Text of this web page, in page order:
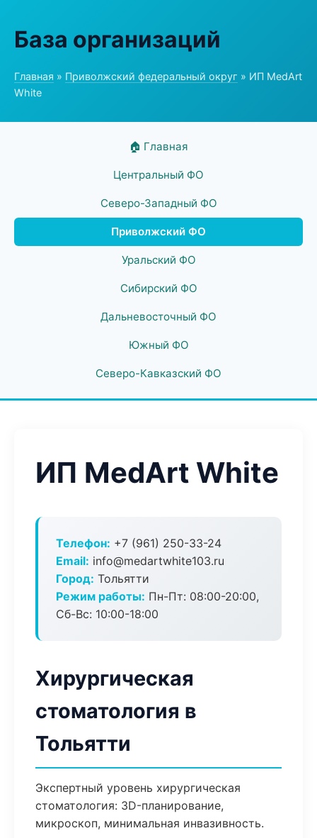
База организаций
Главная » Приволжский федеральный округ » ИП MedArt
White
🏠 Главная
Центральный ФО
Северо-Западный ФО
Приволжский ФО
Уральский ФО
Сибирский ФО
Дальневосточный ФО
Южный ФО
Северо-Кавказский ФО
ИП MedArt White
Телефон: +7 (961) 250-33-24
Email: info@medartwhite103.ru
Город: Тольятти
Режим работы: Пн-Пт: 08:00-20:00,
Сб-Вс: 10:00-18:00
Хирургическая
стоматология в
Тольятти
Экспертный уровень хирургическая
стоматология: 3D-планирование,
микроскоп, минимальная инвазивность.